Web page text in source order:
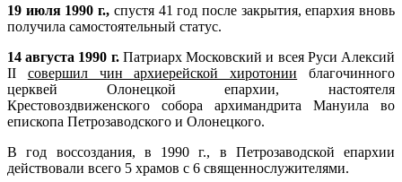
19 июля 1990 г., спустя 41 год после закрытия, епархия вновь
получила самостоятельный статус.
14 августа 1990 г.Патриарх Московский и всея Руси Алексий
II совершил чин архиерейской хиротонии благочинного
церквей Олонецкой епархии, настоятеля
Крестовоздвиженского собора архимандрита Мануила во
епископа Петрозаводского и Олонецкого.
В год воссоздания, в 1990 г., в Петрозаводской епархии
действовали всего 5 храмов с 6 священнослужителями.